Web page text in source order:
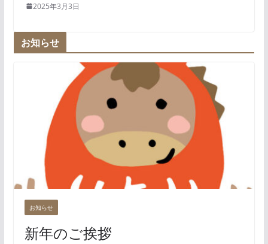
2025年3月3日
お知らせ
お知らせ
新年のご挨拶